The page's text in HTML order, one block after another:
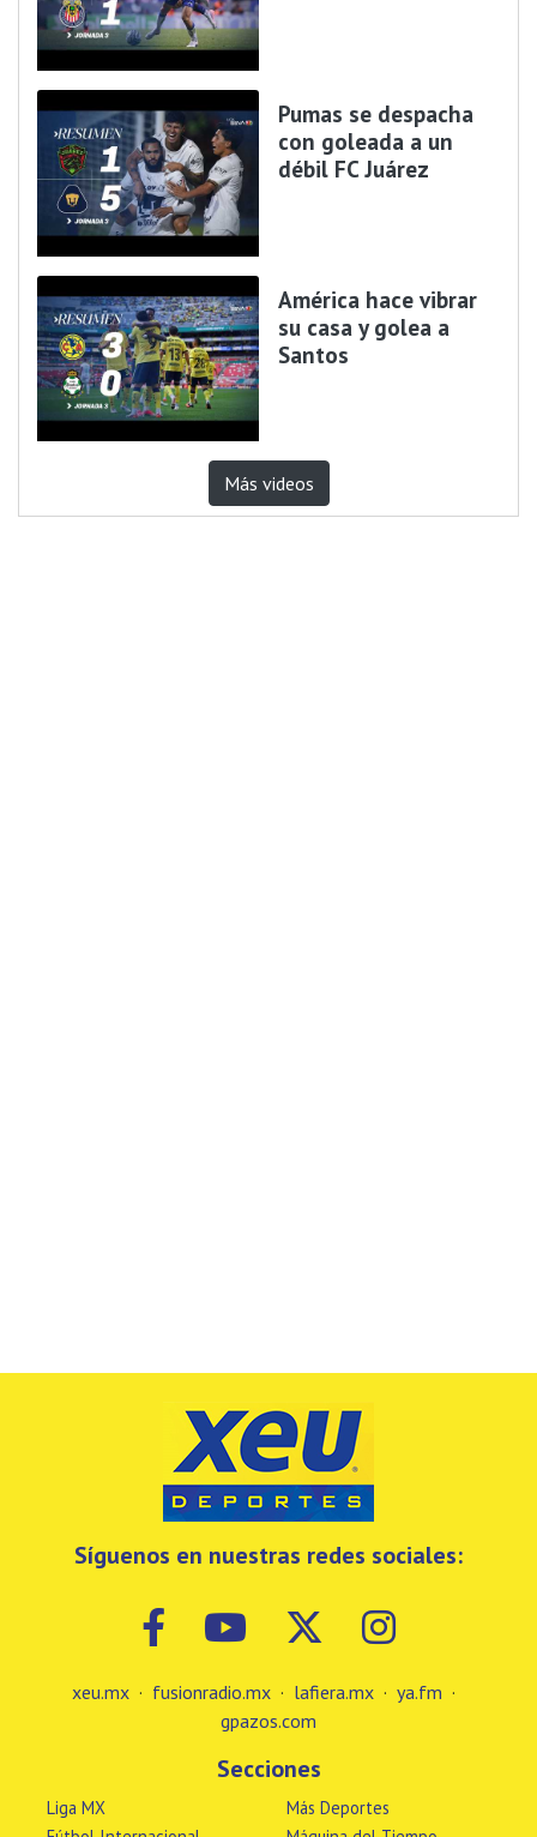
Pumas se despacha
con goleada a un
débil FC Juárez
América hace vibrar
su casa y golea a
Santos
Más videos
Síguenos en nuestras redes sociales:
xeu.mx · fusionradio.mx · lafiera.mx · ya.fm ·
gpazos.com
Secciones
Liga MX
Más Deportes